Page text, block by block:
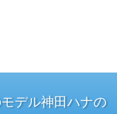
デル神田ハナの